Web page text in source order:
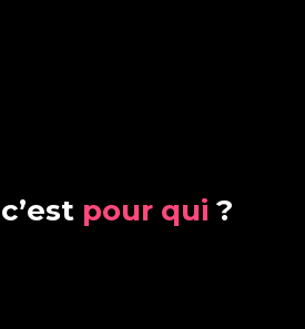
c’est pour qui ?